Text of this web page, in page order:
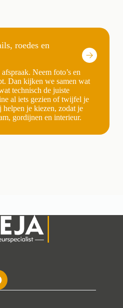
roedes en
Neem foto’s en
Dan kijken we samen wat
technisch de juiste
al iets gezien of twijfel je
je kiezen, zodat je
gordijnen en interieur.